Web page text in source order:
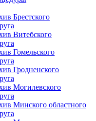
Брестского
Витебского
Гомельского
Гродненского
Могилевского
Минского областного